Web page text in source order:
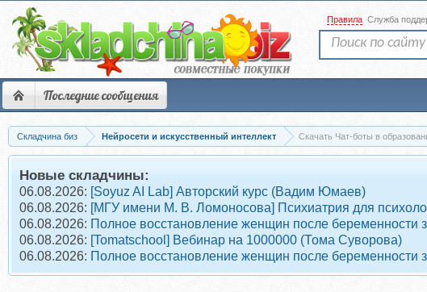
Последние сообщения
Правила Служба
Складчина биз Нейросети и искусственный интеллект Скачать Чат-боты в
Новые складчины:
06.08.2026: [Soyuz AI Lab] Авторский курс (Вадим Юмаев)
06.08.2026: [МГУ имени М. В. Ломоносова] Психиатрия для
06.08.2026: Полное восстановление женщин после
06.08.2026: [Tomatschool] Вебинар на 1000000 (Тома Суворова)
06.08.2026: Полное восстановление женщин после беременности